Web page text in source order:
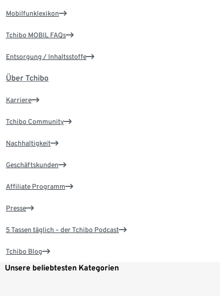
Mobilfunklexikon
Tchibo MOBIL FAQs
Entsorgung / Inhaltsstoffe
Über Tchibo
Karriere
Tchibo Community
Nachhaltigkeit
Geschäftskunden
Affiliate Programm
Presse
5 Tassen täglich – der Tchibo Podcast
Tchibo Blog
Unsere beliebtesten Kategorien